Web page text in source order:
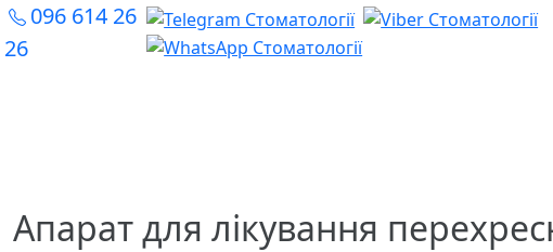
096 614 26
26
Апарат для лікування